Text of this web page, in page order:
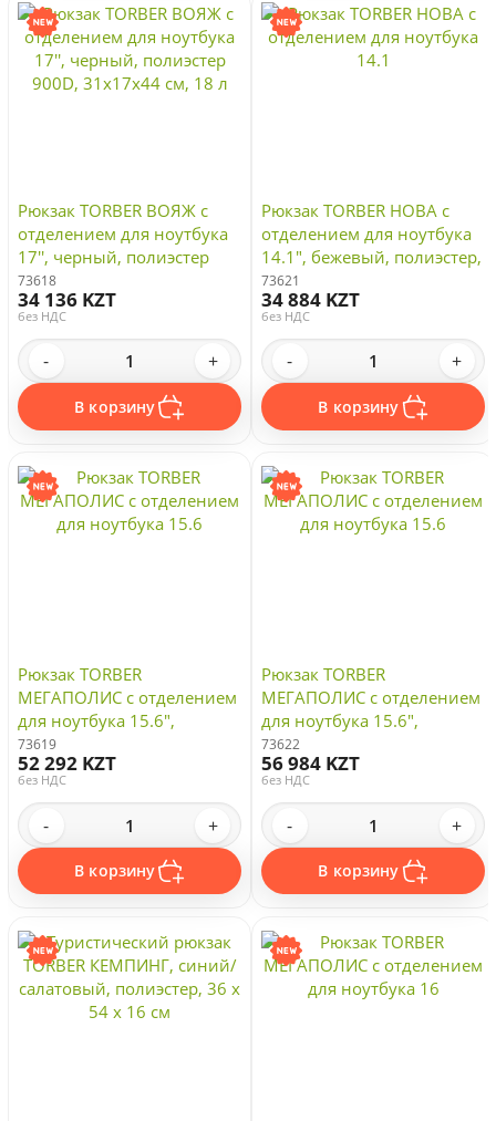
Рюкзак TORBER ВОЯЖ c
отделением для ноутбука
17'', черный, полиэстер
900D, 31х17х44 см, 18 л
73618
34 136 KZT
без НДС
- +
В корзину
Рюкзак TORBER НОВА с
отделением для ноутбука
14.1", бежевый, полиэстер,
31,5 х 12,5 х 39,5 см
73621
34 884 KZT
без НДС
- +
В корзину
Рюкзак TORBER
МЕГАПОЛИС с отделением
для ноутбука 15.6",
чёрный/серый, полиэстер,
35,5 х 23 х 45 см
73619
52 292 KZT
без НДС
- +
В корзину
Рюкзак TORBER
МЕГАПОЛИС с отделением
для ноутбука 15.6",
чёрный/серый, полиэстер,
37 х 17 х 45 см
73622
56 984 KZT
без НДС
- +
В корзину